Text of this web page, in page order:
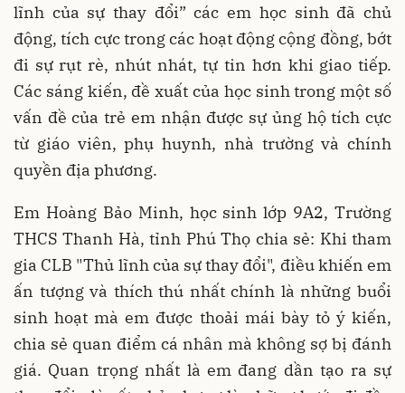
lĩnh của sự thay đổi” các em học sinh đã chủ
động, tích cực trong các hoạt động cộng đồng, bớt
đi sự rụt rè, nhút nhát, tự tin hơn khi giao tiếp.
Các sáng kiến, đề xuất của học sinh trong một số
vấn đề của trẻ em nhận được sự ủng hộ tích cực
từ giáo viên, phụ huynh, nhà trường và chính
quyền địa phương.
Em Hoàng Bảo Minh, học sinh lớp 9A2, Trường
THCS Thanh Hà, tỉnh Phú Thọ chia sẻ: Khi tham
gia CLB "Thủ lĩnh của sự thay đổi", điều khiến em
ấn tượng và thích thú nhất chính là những buổi
sinh hoạt mà em được thoải mái bày tỏ ý kiến,
chia sẻ quan điểm cá nhân mà không sợ bị đánh
giá. Quan trọng nhất là em đang dần tạo ra sự